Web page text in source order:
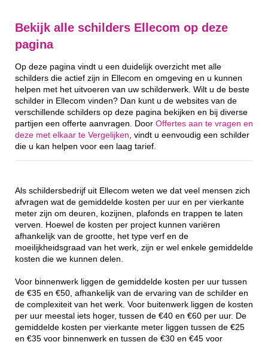
Bekijk alle schilders Ellecom op deze
pagina
Op deze pagina vindt u een duidelijk overzicht met alle
schilders die actief zijn in Ellecom en omgeving en u kunnen
helpen met het uitvoeren van uw schilderwerk. Wilt u de beste
schilder in Ellecom vinden? Dan kunt u de websites van de
verschillende schilders op deze pagina bekijken en bij diverse
partijen een offerte aanvragen. Door Offertes aan te vragen en
deze met elkaar te Vergelijken , vindt u eenvoudig een schilder
die u kan helpen voor een laag tarief.
Als schildersbedrijf uit Ellecom weten we dat veel mensen zich
afvragen wat de gemiddelde kosten per uur en per vierkante
meter zijn om deuren, kozijnen, plafonds en trappen te laten
verven. Hoewel de kosten per project kunnen variëren
afhankelijk van de grootte, het type verf en de
moeilijkheidsgraad van het werk, zijn er wel enkele gemiddelde
kosten die we kunnen delen.
Voor binnenwerk liggen de gemiddelde kosten per uur tussen
de €35 en €50, afhankelijk van de ervaring van de schilder en
de complexiteit van het werk. Voor buitenwerk liggen de kosten
per uur meestal iets hoger, tussen de €40 en €60 per uur. De
gemiddelde kosten per vierkante meter liggen tussen de €25
en €35 voor binnenwerk en tussen de €30 en €45 voor